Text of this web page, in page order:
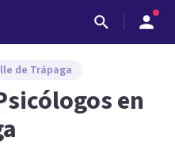
de Trápaga
en